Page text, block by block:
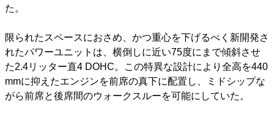
た。
限られたスペースにおさめ、かつ重心を下げるべく新開発さ
れたパワーユニットは、横倒しに近い75度にまで傾斜させ
た2.4リッター直4 DOHC。この特異な設計により全高を440
mmに抑えたエンジンを前席の真下に配置し、ミドシップな
がら前席と後席間のウォークスルーを可能にしていた。